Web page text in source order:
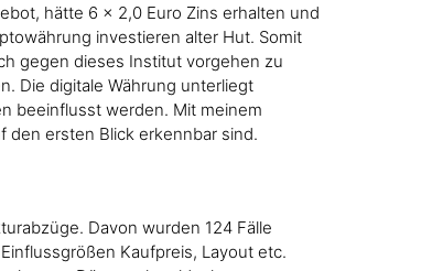
hätte 6 x 2,0 Euro Zins erhalten und
investieren alter Hut. Somit
gegen dieses Institut vorgehen zu
Die digitale Währung unterliegt
beeinflusst werden. Mit meinem
den ersten Blick erkennbar sind.
Davon wurden 124 Fälle
Kaufpreis, Layout etc.